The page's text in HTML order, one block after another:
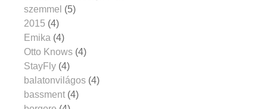
szemmel (5)
2015 (4)
Emika (4)
Otto Knows (4)
StayFly (4)
balatonvilágos (4)
bassment (4)